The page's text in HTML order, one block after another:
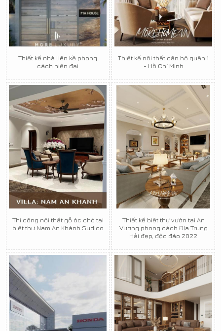
Thiết kế nhà liên kề phong
cách hiện đại
Thiết kế nội thất căn hộ quận 1
- Hồ Chí Minh
Thi công nội thất gỗ óc chó tại
biệt thự Nam An Khánh Sudico
Thiết kế biệt thự vườn tại An
Vượng phong cách Địa Trung
Hải đẹp, độc đáo 2022